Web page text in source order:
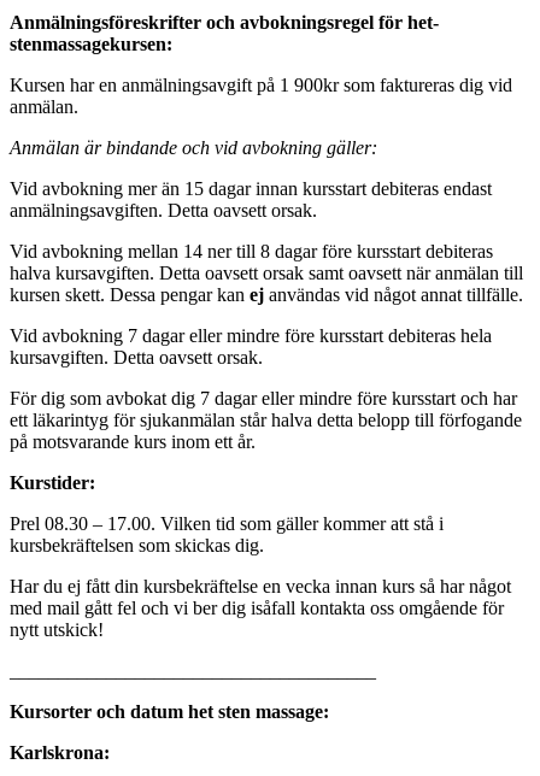
Anmälningsföreskrifter och avbokningsregel för het-
stenmassagekursen:
Kursen har en anmälningsavgift på 1 900kr som faktureras dig vid
anmälan.
Anmälan är bindande och vid avbokning gäller:
Vid avbokning mer än 15 dagar innan kursstart debiteras endast
anmälningsavgiften. Detta oavsett orsak.
Vid avbokning mellan 14 ner till 8 dagar före kursstart debiteras
halva kursavgiften. Detta oavsett orsak samt oavsett när anmälan till
kursen skett. Dessa pengar kan ej användas vid något annat tillfälle.
Vid avbokning 7 dagar eller mindre före kursstart debiteras hela
kursavgiften. Detta oavsett orsak.
För dig som avbokat dig 7 dagar eller mindre före kursstart och har
ett läkarintyg för sjukanmälan står halva detta belopp till förfogande
på motsvarande kurs inom ett år.
Kurstider:
Prel 08.30 – 17.00. Vilken tid som gäller kommer att stå i
kursbekräftelsen som skickas dig.
Har du ej fått din kursbekräftelse en vecka innan kurs så har något
med mail gått fel och vi ber dig isåfall kontakta oss omgående för
nytt utskick!
Kursorter och datum het sten massage:
Karlskrona: